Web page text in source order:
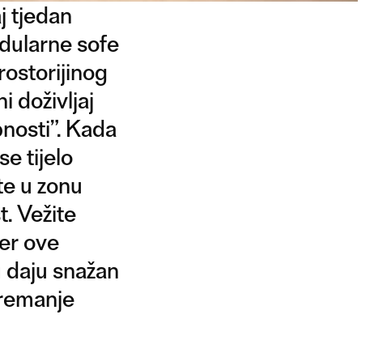
tjedan
sofe
doživljaj
Kada
tijelo
u zonu
Vežite
ove
snažan